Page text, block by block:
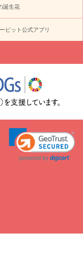
ョウ
円～
お祝い・
10000円～
お供え・お
を贈るときのマナー・
誕生日のお花を「色
出産祝いお役立ち情
のマナー総まとめ
職
店祝いの花 選び方ガイ
量削減 / SDGsを考える
誕生花
ピット公式アプリ